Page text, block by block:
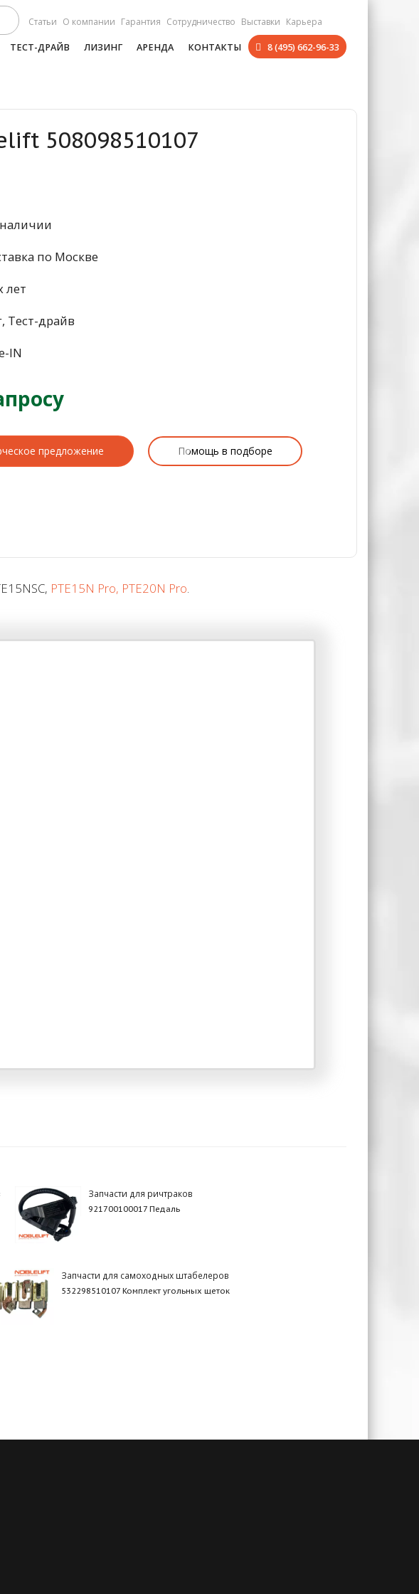
Статьи О компании Гарантия Сотрудничество Выставки Карьера
ТЕСТ-ДРАЙВ ЛИЗИНГ АРЕНДА КОНТАКТЫ 8 (495) 662-96-33
508098510107
по Москве
лет
Тест-драйв
IN
предложение Помощь в подборе
PTE15N Pro, PTE20N Pro.
Запчасти для ричтраков
921700100017 Педаль
Запчасти для самоходных штабелеров
532298510107 Комплект угольных щеток